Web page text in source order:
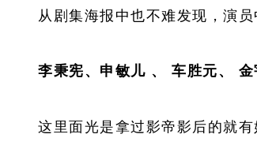
从剧集海报中也不难发现，演员
李秉宪、申敏儿 、 车胜元、
这里面光是拿过影帝影后的就有